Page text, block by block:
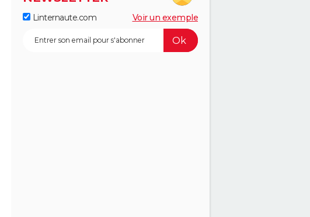
Linternaute.com Voir un exemple